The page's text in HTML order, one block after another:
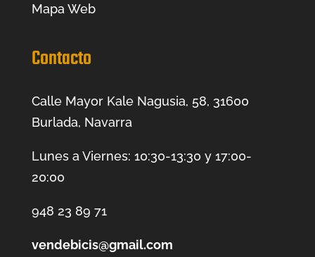
Mapa Web
Contacto
Calle Mayor Kale Nagusia, 58, 31600
Burlada, Navarra
Lunes a Viernes: 10:30-13:30 y 17:00-
20:00
948 23 89 71
vendebicis@gmail.com